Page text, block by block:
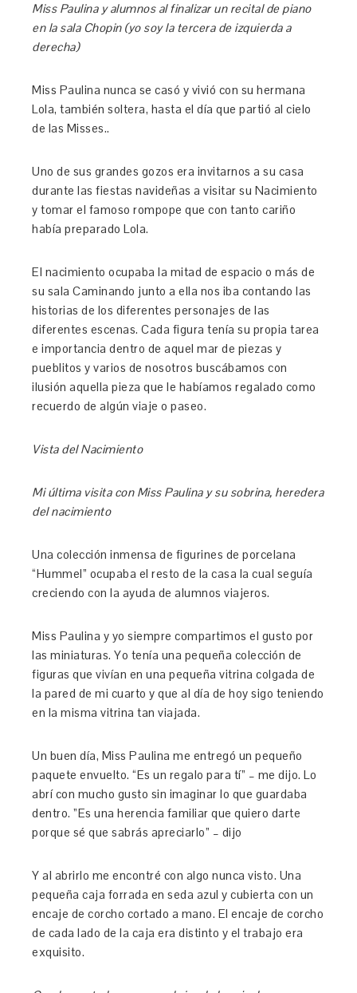
Miss Paulina y alumnos al finalizar un recital de piano
en la sala Chopin (yo soy la tercera de izquierda a
derecha)
Miss Paulina nunca se casó y vivió con su hermana
Lola, también soltera, hasta el día que partió al cielo
de las Misses..
Uno de sus grandes gozos era invitarnos a su casa
durante las fiestas navideñas a visitar su Nacimiento
y tomar el famoso rompope que con tanto cariño
había preparado Lola.
El nacimiento ocupaba la mitad de espacio o más de
su sala Caminando junto a ella nos iba contando las
historias de los diferentes personajes de las
diferentes escenas. Cada figura tenía su propia tarea
e importancia dentro de aquel mar de piezas y
pueblitos y varios de nosotros buscábamos con
ilusión aquella pieza que le habíamos regalado como
recuerdo de algún viaje o paseo.
Vista del Nacimiento
Mi última visita con Miss Paulina y su sobrina, heredera
del nacimiento
Una colección inmensa de figurines de porcelana
“Hummel” ocupaba el resto de la casa la cual seguía
creciendo con la ayuda de alumnos viajeros.
Miss Paulina y yo siempre compartimos el gusto por
las miniaturas. Yo tenía una pequeña colección de
figuras que vivían en una pequeña vitrina colgada de
la pared de mi cuarto y que al día de hoy sigo teniendo
en la misma vitrina tan viajada.
Un buen día, Miss Paulina me entregó un pequeño
paquete envuelto. “Es un regalo para tí” – me dijo. Lo
abrí con mucho gusto sin imaginar lo que guardaba
dentro. ”Es una herencia familiar que quiero darte
porque sé que sabrás apreciarlo” – dijo
Y al abrirlo me encontré con algo nunca visto. Una
pequeña caja forrada en seda azul y cubierta con un
encaje de corcho cortado a mano. El encaje de corcho
de cada lado de la caja era distinto y el trabajo era
exquisito.